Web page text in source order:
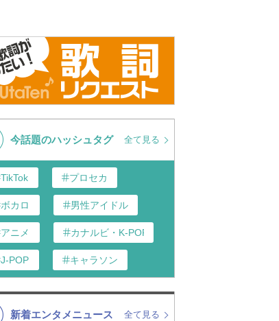
今話題のハッシュタグ 全て見る
TikTok プロセカ
ボカロ 男性アイドル
アニメ カナルビ・K-POP和訳
J-POP キャラソン
K-POP 洋楽
新着エンタメニュース 全て見る